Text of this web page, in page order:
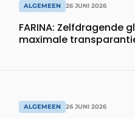
ALGEMEEN 26 JUNI 2026
FARINA: Zelfdragende
maximale
ALGEMEEN 26 JUNI 2026